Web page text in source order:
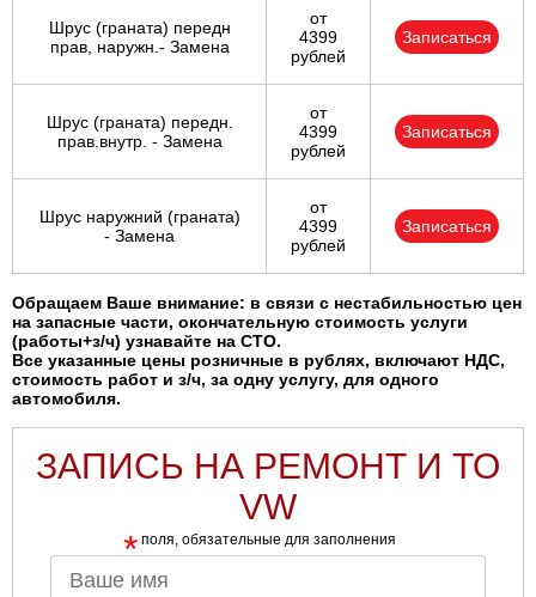
Шрус (граната) передн
прав, наружн.- Замена
от
4399
рублей
Записаться
Шрус (граната) передн.
прав.внутр. - Замена
от
4399
рублей
Записаться
Шрус наружний (граната)
- Замена
от
4399
рублей
Записаться
Обращаем Ваше внимание: в связи с нестабильностью цен
на запасные части, окончательную стоимость услуги
(работы+з/ч) узнавайте на СТО.
Все указанные цены розничные в рублях, включают НДС,
стоимость работ и з/ч, за одну услугу, для одного
автомобиля.
ЗАПИСЬ НА РЕМОНТ И ТО
VW
* поля, обязательные для заполнения